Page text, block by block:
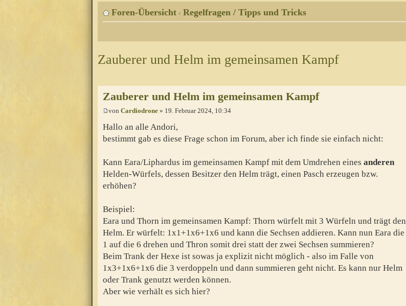
Foren-Übersicht ‹ Regelfragen / Tipps und Tricks
Zauberer und Helm im gemeinsamen Kampf
Zauberer und Helm im gemeinsamen Kampf
von Cardiodrone » 19. Februar 2024, 10:34
Hallo an alle Andori,
bestimmt gab es diese Frage schon im Forum, aber ich finde sie einfach nicht:
Kann Eara/Liphardus im gemeinsamen Kampf mit dem Umdrehen eines anderen
Helden-Würfels, dessen Besitzer den Helm trägt, einen Pasch erzeugen bzw.
erhöhen?
Beispiel:
Eara und Thorn im gemeinsamen Kampf: Thorn würfelt mit 3 Würfeln und trägt den
Helm. Er würfelt: 1x1+1x6+1x6 und kann die Sechsen addieren. Kann nun Eara die
1 auf die 6 drehen und Thron somit drei statt der zwei Sechsen summieren?
Beim Trank der Hexe ist sowas ja explizit nicht möglich - also im Falle von
1x3+1x6+1x6 die 3 verdoppeln und dann summieren geht nicht. Es kann nur Helm
oder Trank genutzt werden können.
Aber wie verhält es sich hier?